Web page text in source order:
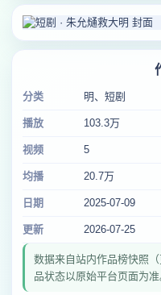
分类 明、短剧
播放 103.3万
视频 5
均播 20.7万
日期 2025-07-09
更新 2026-07-25
数据来自站内作品榜快照
品状态以原始平台页面为准